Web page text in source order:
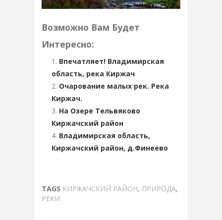
Возможно Вам Будет
Интересно:
Впечатляет! Владимирская
область, река Киржач
Очарование малых рек. Река
Киржач.
На Озере Тельвяково
Киржачский район
Владимирская область,
Киржачский район, д.Финеево
TAGS КИРЖАЧСКИЙ РАЙОН, ПРИРОДА,
РЕКИ